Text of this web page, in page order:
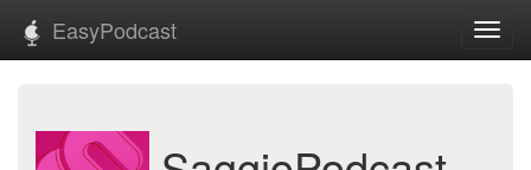
EasyPodcast